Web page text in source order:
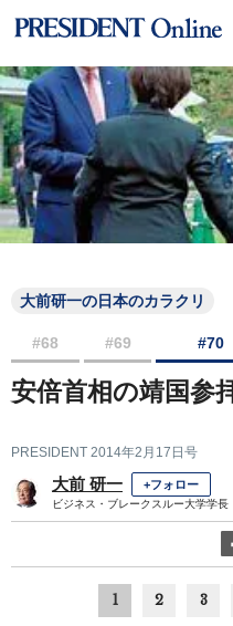
大前研一の日本のカラクリ
#68 #69 #70
安倍首相の靖国参
PRESIDENT 2014年2月17日号
大前 研一 +フォロー
ビジネス・ブレークスルー大学学長
1 2 3